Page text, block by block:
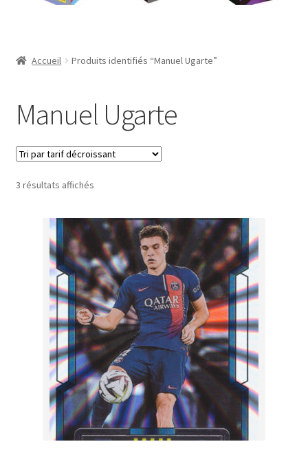
Mon compte
Panier
Validation de la commande
Accueil Produits identifiés “Manuel Ugarte”
Manuel Ugarte
3 résultats affichésTrié
décroissant